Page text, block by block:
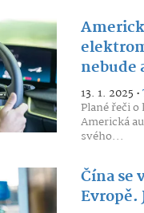
nebude
13. 1. 2025 •
Plané řeči
Americká
svého...
Čína se
Evropě.